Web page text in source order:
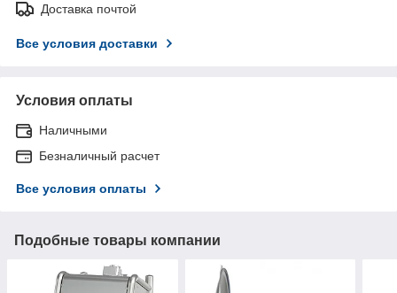
Доставка почтой
Все условия доставки
Условия оплаты
Наличными
Безналичный расчет
Все условия оплаты
Подобные товары компании